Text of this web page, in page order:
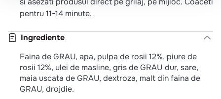
pentru 11-14 minute.
Ingrediente
Faina de GRAU, apa, pulpa de rosii 12%, piure de
rosii 12%, ulei de masline, gris de GRAU dur, sare,
maia uscata de GRAU, dextroza, malt din faina de
GRAU, drojdie.